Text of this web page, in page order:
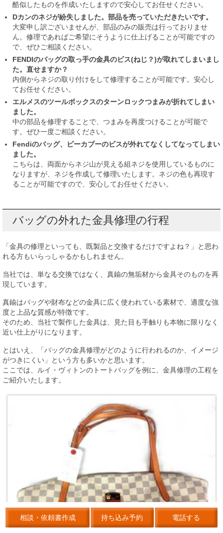
酷似したものを作成いたしますので安心してお任せください。
Dカンのネジが紛失しました。部品を売っていただきたいです。
大変申し訳ございませんが、部品のみの販売は行っておりませ
ん。修理であればご希望にそうように仕上げることが可能ですの
で、ぜひご相談ください。
FENDIのバッグの取っ手の金具のビス(ねじ？)が取れてしまいまし
た。直せますか？
内側からネジの取り付けをして修理することが可能です。安心し
てお任せください。
エルメスのツールボックスのターンロックつまみが折れてしまい
ました。
中の部品を修理することで、つまみを再度つけることが可能で
す。ぜひ一度ご相談ください。
Fendiのバッグ、ピーカブーのビスが外れてなくしてなってしまい
ました。
こちらは、両面からネジ山が見える組ネジを使用しているものに
なりますが、ネジを作成して修理いたします。ネジの色も再現す
ることが可能ですので、安心してお任せください。
バッグの外れた金具修理の行程
「金具の修理といっても、既製品と交換するだけですよね？」と思わ
れる方もいらっしゃるかもしれません。
当社では、単なる交換ではなく、真鍮の無垢材から金具そのものを再
現しています。
真鍮はバッグや財布などの金具に広く使われている素材で、適度な強
度と上品な質感が特徴です。
そのため、当社で製作した金具は、見た目も手触りも本物に限りなく
近い仕上がりになります。
とはいえ、「バッグの金具修理がどのように行われるのか、イメージ
がつきにくい」という方も多いかと思います。
ここでは、ルイ・ヴィトンのトートバッグを例に、金具修理の工程を
ご紹介いたします。
相談・依頼書作成 持ち込み予約 電話する